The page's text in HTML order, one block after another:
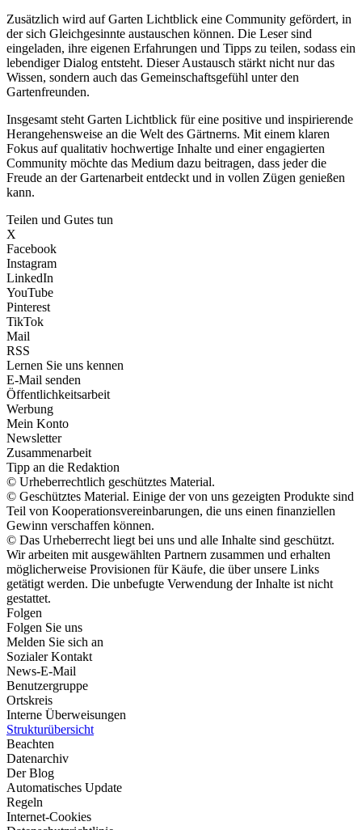
Zusätzlich wird auf Garten Lichtblick eine Community gefördert, in
der sich Gleichgesinnte austauschen können. Die Leser sind
eingeladen, ihre eigenen Erfahrungen und Tipps zu teilen, sodass ein
lebendiger Dialog entsteht. Dieser Austausch stärkt nicht nur das
Wissen, sondern auch das Gemeinschaftsgefühl unter den
Gartenfreunden.
Insgesamt steht Garten Lichtblick für eine positive und inspirierende
Herangehensweise an die Welt des Gärtnerns. Mit einem klaren
Fokus auf qualitativ hochwertige Inhalte und einer engagierten
Community möchte das Medium dazu beitragen, dass jeder die
Freude an der Gartenarbeit entdeckt und in vollen Zügen genießen
kann.
Teilen und Gutes tun
X
Facebook
Instagram
LinkedIn
YouTube
Pinterest
TikTok
Mail
RSS
Lernen Sie uns kennen
E-Mail senden
Öffentlichkeitsarbeit
Werbung
Mein Konto
Newsletter
Zusammenarbeit
Tipp an die Redaktion
© Urheberrechtlich geschütztes Material.
© Geschütztes Material. Einige der von uns gezeigten Produkte sind
Teil von Kooperationsvereinbarungen, die uns einen finanziellen
Gewinn verschaffen können.
© Das Urheberrecht liegt bei uns und alle Inhalte sind geschützt.
Wir arbeiten mit ausgewählten Partnern zusammen und erhalten
möglicherweise Provisionen für Käufe, die über unsere Links
getätigt werden. Die unbefugte Verwendung der Inhalte ist nicht
gestattet.
Folgen
Folgen Sie uns
Melden Sie sich an
Sozialer Kontakt
News-E-Mail
Benutzergruppe
Ortskreis
Interne Überweisungen
Strukturübersicht
Beachten
Datenarchiv
Der Blog
Automatisches Update
Regeln
Internet-Cookies